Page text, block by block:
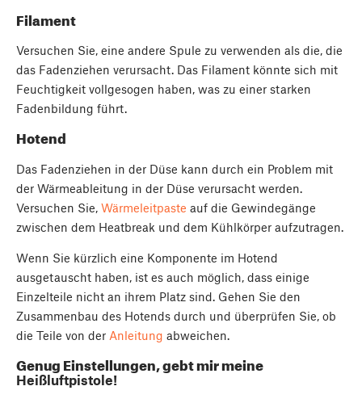
Filament
Versuchen Sie, eine andere Spule zu verwenden als die, die
das Fadenziehen verursacht. Das Filament könnte sich mit
Feuchtigkeit vollgesogen haben, was zu einer starken
Fadenbildung führt.
Hotend
Das Fadenziehen in der Düse kann durch ein Problem mit
der Wärmeableitung in der Düse verursacht werden.
Versuchen Sie, Wärmeleitpaste auf die Gewindegänge
zwischen dem Heatbreak und dem Kühlkörper aufzutragen.
Wenn Sie kürzlich eine Komponente im Hotend
ausgetauscht haben, ist es auch möglich, dass einige
Einzelteile nicht an ihrem Platz sind. Gehen Sie den
Zusammenbau des Hotends durch und überprüfen Sie, ob
die Teile von der Anleitung abweichen.
Genug Einstellungen, gebt mir meine
Heißluftpistole!